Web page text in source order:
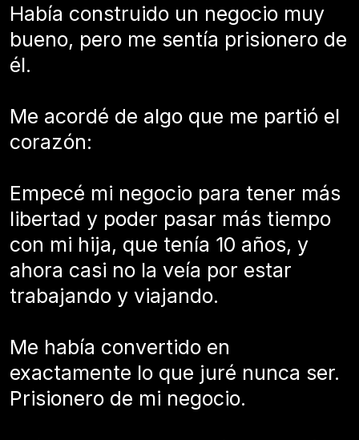
Había construido un negocio muy
bueno, pero me sentía prisionero de
él.
Me acordé de algo que me partió el
corazón:
Empecé mi negocio para tener más
libertad y poder pasar más tiempo
con mi hija, que tenía 10 años, y
ahora casi no la veía por estar
trabajando y viajando.
Me había convertido en
exactamente lo que juré nunca ser.
Prisionero de mi negocio.